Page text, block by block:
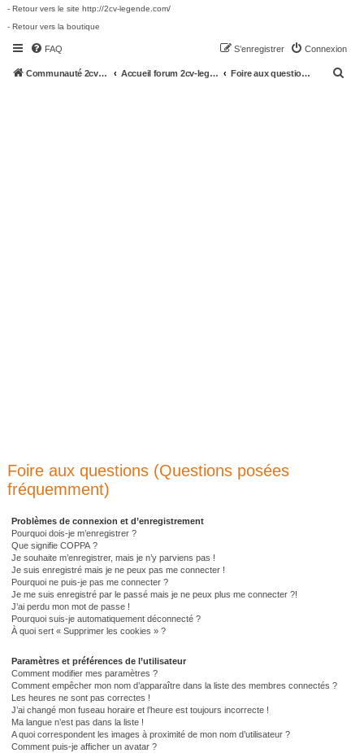
- Retour vers le site http://2cv-legende.com/
- Retour vers la boutique
FAQ Connexion
S’enregistrer
Communauté 2cv-legende.com Accueil forum 2cv-legende.com Foire aux questions (Questions posées fréquemment)
Foire aux questions (Questions posées
fréquemment)
Problèmes de connexion et d’enregistrement
Pourquoi dois-je m’enregistrer ?
Que signifie COPPA ?
Je souhaite m’enregistrer, mais je n’y parviens pas !
Je suis enregistré mais je ne peux pas me connecter !
Pourquoi ne puis-je pas me connecter ?
Je me suis enregistré par le passé mais je ne peux plus me connecter ?!
J’ai perdu mon mot de passe !
Pourquoi suis-je automatiquement déconnecté ?
À quoi sert « Supprimer les cookies » ?
Paramètres et préférences de l’utilisateur
Comment modifier mes paramètres ?
Comment empêcher mon nom d’apparaître dans la liste des membres connectés ?
Les heures ne sont pas correctes !
J’ai changé mon fuseau horaire et l’heure est toujours incorrecte !
Ma langue n’est pas dans la liste !
A quoi correspondent les images à proximité de mon nom d’utilisateur ?
Comment puis-je afficher un avatar ?